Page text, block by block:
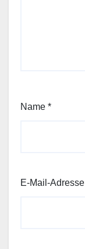
Name *
E-Mail-Adresse